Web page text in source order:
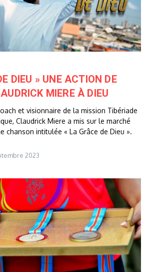
DIEU » UNE ACTION DE
MIERE À DIEU
et visionnaire de la mission Tibériade
Claudrick Miere a mis sur le marché
chanson intitulée « La Grâce de Dieu ».
2023